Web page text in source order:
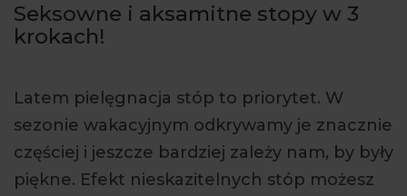
ARTYKUŁY
Seksowne i aksamitne stopy w 3
krokach!
Latem pielęgnacja stóp to priorytet. W
sezonie wakacyjnym odkrywamy je znacznie
częściej i jeszcze bardziej zależy nam, by były
piękne. Efekt nieskazitelnych stóp możesz